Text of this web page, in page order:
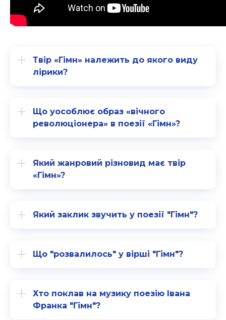
Твір «Гімн» належить до якого виду
лірики?
Що уособлює образ «вічного
революціонера» в поезії «Гімн»?
Який жанровий різновид має твір
«Гімн»?
Який заклик звучить у поезії "Гімн"?
Що "розвалилось" у вірші "Гімн"?
Хто поклав на музику поезію Івана
Франка "Гімн"?